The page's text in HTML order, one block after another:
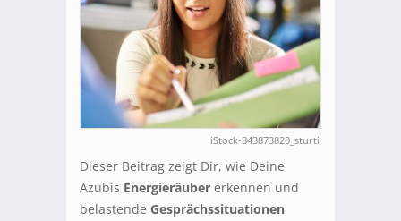
iStock-843873820_sturti
Dieser Beitrag zeigt Dir, wie Deine
Azubis Energieräuber erkennen und
belastende Gesprächssituationen